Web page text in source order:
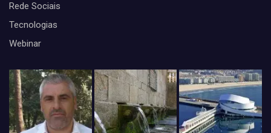
Rede Sociais
Tecnologias
Webinar